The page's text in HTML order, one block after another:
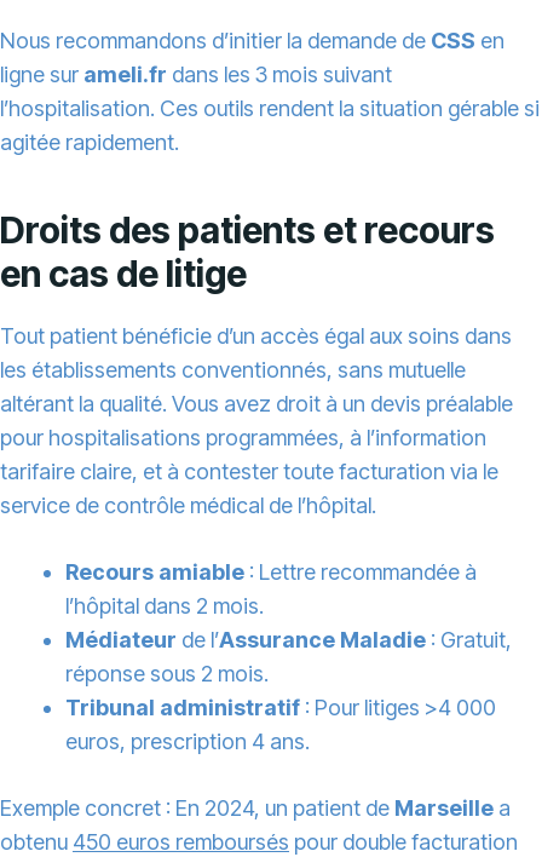
Nous recommandons d’initier la demande de CSS en
ligne sur ameli.fr dans les 3 mois suivant
l’hospitalisation. Ces outils rendent la situation gérable si
agitée rapidement.
Droits des patients et recours
en cas de litige
Tout patient bénéficie d’un accès égal aux soins dans
les établissements conventionnés, sans mutuelle
altérant la qualité. Vous avez droit à un devis préalable
pour hospitalisations programmées, à l’information
tarifaire claire, et à contester toute facturation via le
service de contrôle médical de l’hôpital.
Recours amiable : Lettre recommandée à
l’hôpital dans 2 mois.
Médiateur de l’Assurance Maladie : Gratuit,
réponse sous 2 mois.
Tribunal administratif : Pour litiges >4 000
euros, prescription 4 ans.
Exemple concret : En 2024, un patient de Marseille a
obtenu 450 euros remboursés pour double facturation